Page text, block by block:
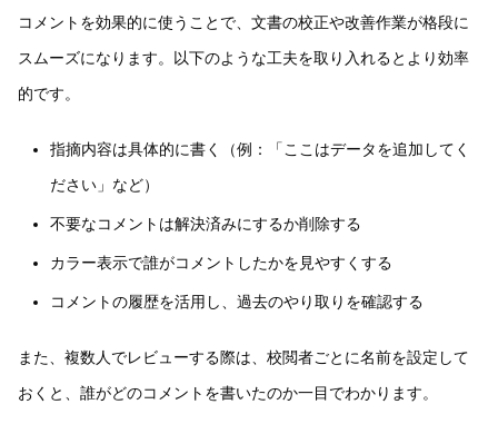
コメントを効果的に使うことで、文書の校正や改善作業が格段に
スムーズになります。以下のような工夫を取り入れるとより効率
的です。
指摘内容は具体的に書く（例：「ここはデータを追加してく
ださい」など）
不要なコメントは解決済みにするか削除する
カラー表示で誰がコメントしたかを見やすくする
コメントの履歴を活用し、過去のやり取りを確認する
また、複数人でレビューする際は、校閲者ごとに名前を設定して
おくと、誰がどのコメントを書いたのか一目でわかります。